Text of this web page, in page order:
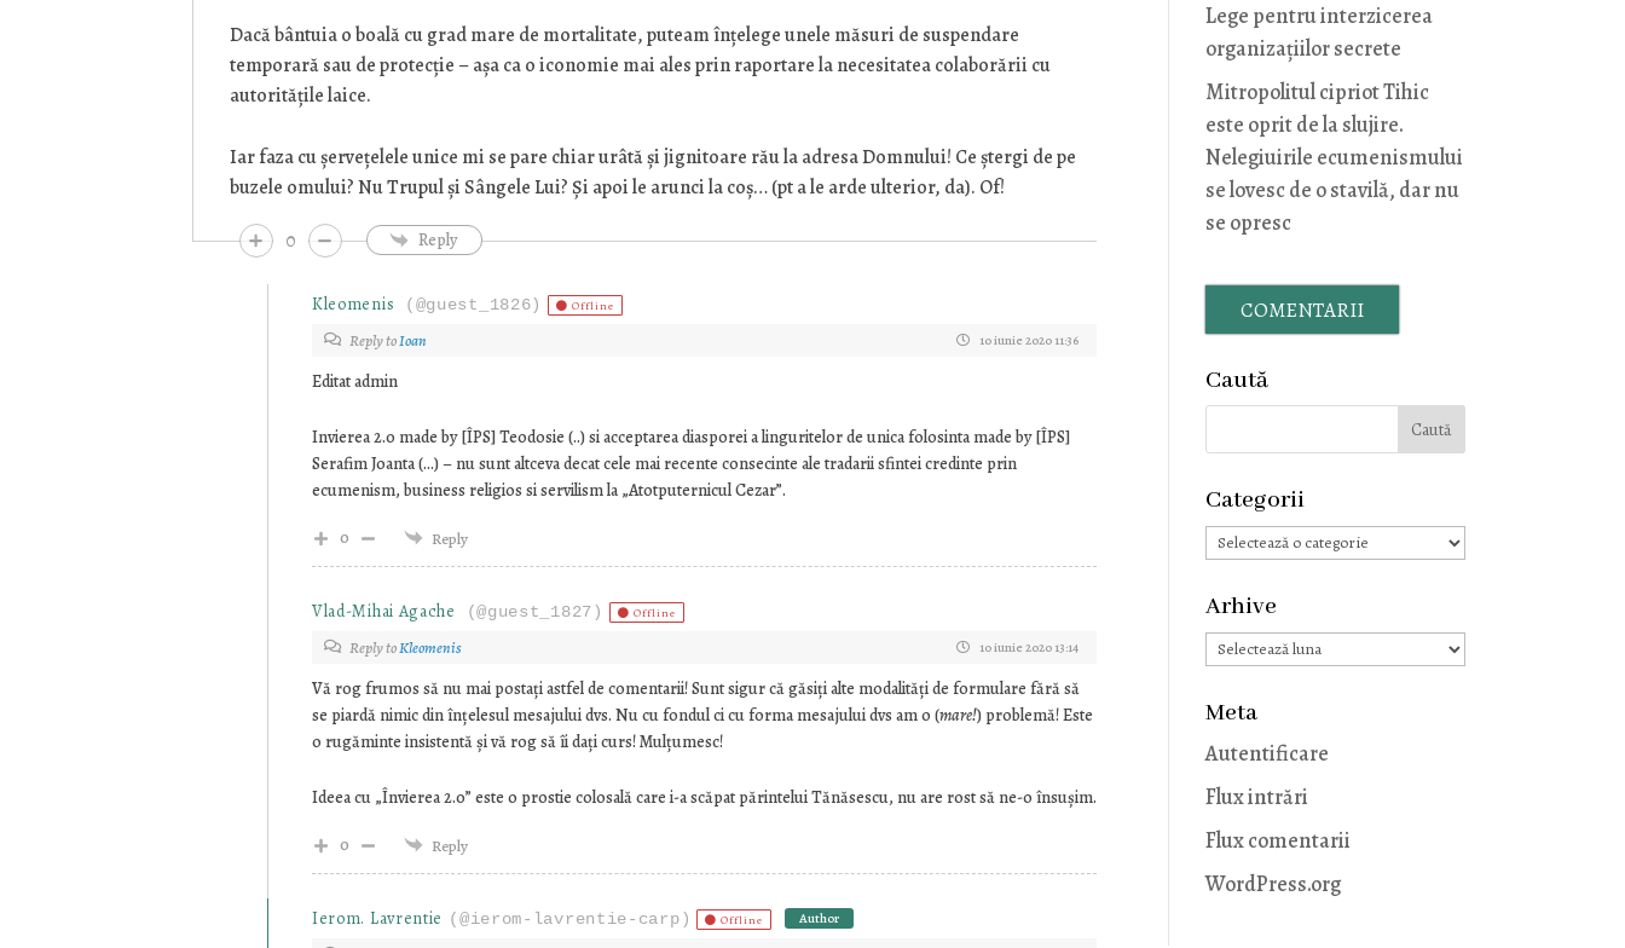
Dacă bântuia o boală cu grad mare de mortalitate, puteam înțelege unele măsuri de suspendare
temporară sau de protecție – așa ca o iconomie mai ales prin raportare la necesitatea colaborării cu
autoritățile laice.
Iar faza cu șervețelele unice mi se pare chiar urâtă și jignitoare rău la adresa Domnului! Ce ștergi de pe
buzele omului? Nu Trupul și Sângele Lui? Și apoi le arunci la coș… (pt a le arde ulterior, da). Of!
0
Reply
Kleomenis (@guest_1826) Offline
Reply toIoan 10 iunie 2020 11:36
Editat admin
Invierea 2.0 made by [ÎPS] Teodosie (..) si acceptarea diasporei a linguritelor de unica folosinta made by [ÎPS]
Serafim Joanta (…) – nu sunt altceva decat cele mai recente consecinte ale tradarii sfintei credinte prin
ecumenism, business religios si servilism la „Atotputernicul Cezar”.
0 Reply
Vlad-Mihai Agache (@guest_1827) Offline
Reply toKleomenis 10 iunie 2020 13:14
Vă rog frumos să nu mai postați astfel de comentarii! Sunt sigur că găsiți alte modalități de formulare fără să
se piardă nimic din înțelesul mesajului dvs. Nu cu fondul ci cu forma mesajului dvs am o (mare!) problemă! Este
o rugăminte insistentă și vă rog să îi dați curs! Mulțumesc!
Ideea cu „Învierea 2.0” este o prostie colosală care i-a scăpat părintelui Tănăsescu, nu are rost să ne-o însuşim.
0 Reply
Ierom. Lavrentie (@ierom-lavrentie-carp) Offline Author
Lege pentru interzicerea
organizaţiilor secrete
Mitropolitul cipriot Tihic
este oprit de la slujire.
Nelegiuirile ecumenismului
se lovesc de o stavilă, dar nu
se opresc
COMENTARII
Caută
Categorii
Categorii
Arhive
Arhive
Meta
Autentificare
Flux intrări
Flux comentarii
WordPress.org